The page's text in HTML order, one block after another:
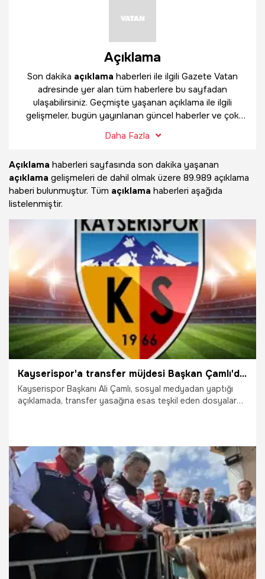
Açıklama
Son dakika açıklama haberleri ile ilgili Gazete Vatan
adresinde yer alan tüm haberlere bu sayfadan
ulaşabilirsiniz. Geçmişte yaşanan açıklama ile ilgili
gelişmeler, bugün yayınlanan güncel haberler ve çok
Daha Fazla
Açıklama haberleri sayfasında son dakika yaşanan
açıklama gelişmeleri de dahil olmak üzere 89.989 açıklama
haberi bulunmuştur. Tüm açıklama haberleri aşağıda
listelenmiştir.
Kayserispor'a transfer müjdesi Başkan Çamlı'dan geldi
Kayserispor Başkanı Ali Çamlı, sosyal medyadan yaptığı
açıklamada, transfer yasağına esas teşkil eden dosyalara
7.08.2026 Kayseri